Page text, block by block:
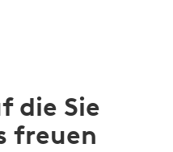
die Sie
freuen